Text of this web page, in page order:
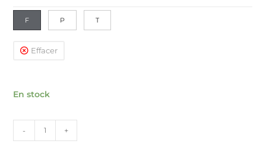
F P T
Effacer
En stock
quantité
de
- +